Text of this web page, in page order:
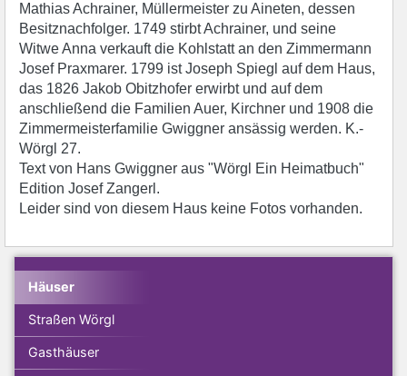
Mathias Achrainer, Müllermeister zu Aineten, dessen
Besitznachfolger. 1749 stirbt Achrainer, und seine
Witwe Anna verkauft die Kohlstatt an den Zimmermann
Josef Praxmarer. 1799 ist Joseph Spiegl auf dem Haus,
das 1826 Jakob Obitzhofer erwirbt und auf dem
anschließend die Familien Auer, Kirchner und 1908 die
Zimmermeisterfamilie Gwiggner ansässig werden. K.-
Wörgl 27.
Text von Hans Gwiggner aus "Wörgl Ein Heimatbuch"
Edition Josef Zangerl.
Leider sind von diesem Haus keine Fotos vorhanden.
Häuser
Straßen Wörgl
Gasthäuser